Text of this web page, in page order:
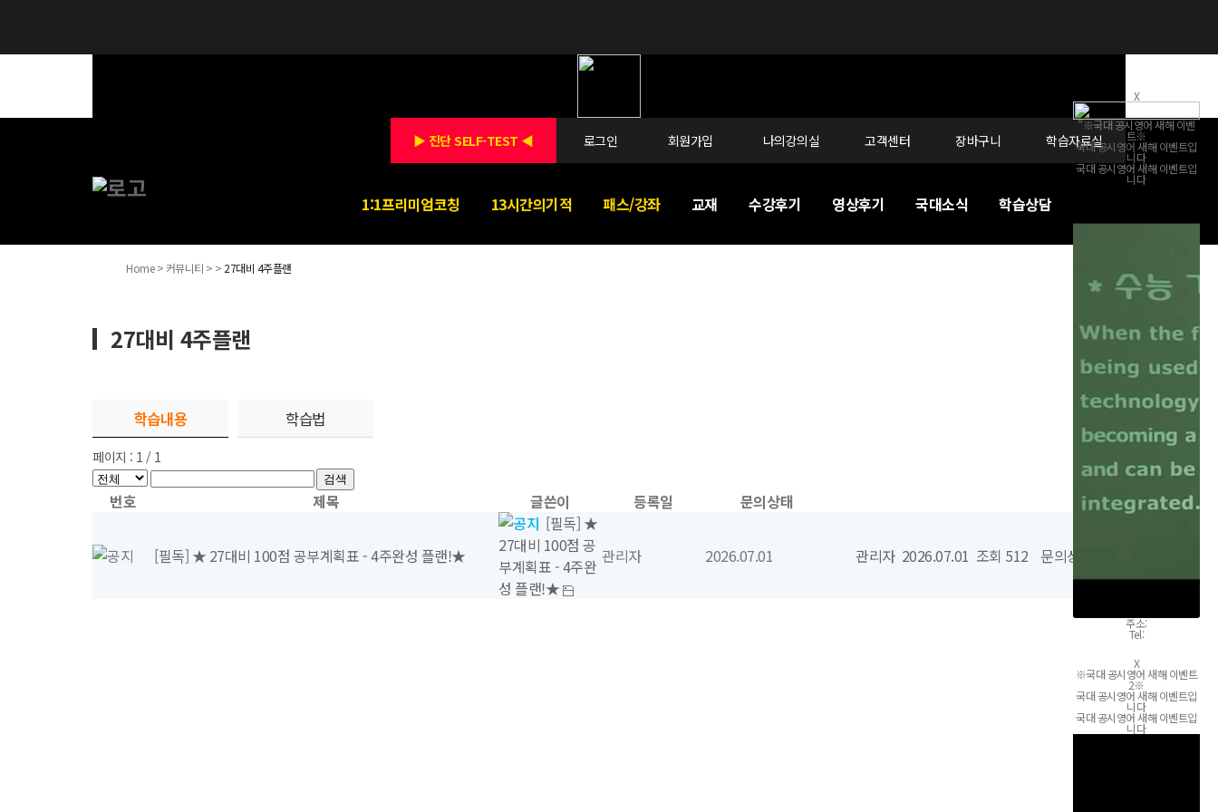
▶ 진단 SELF-TEST ◀ 로그인 회원가입 나의강의실 고객센터 장바구니 학습자료실
1:1프리미엄코칭 13시간의기적 패스/강좌 교재 수강후기 영상후기 국대소식 학습상담
X
"※국대 공시영어 새해 이벤
트※
국대 공시영어새해이벤트입
니다
국대 공시영어 새해이벤트입
니다
주소:
Tel:
X
※국대 공시영어 새해 이벤트
2※
국대 공시영어 새해이벤트입
니다
국대 공시영어 새해이벤트입
니다
Home > 커뮤니티 > > 27대비 4주플랜
27대비 4주플랜
학습내용 학습법
페이지 : 1 / 1
검색
번호 제목 글쓴이 등록일 문의상태
[필독] ★ 27대비 100점 공부계획표 - 4주완성 플랜!★
[필독] ★
27대비 100점 공
부계획표 - 4주완
성 플랜!★
관리자 2026.07.01 관리자 2026.07.01 조회 512 문의상태